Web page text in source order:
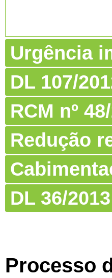
Urgência
DL 107/
RCM nº
Redução
DL 36/2013
Processo